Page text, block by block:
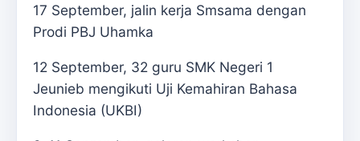
17 September, jalin kerja Smsama dengan
Prodi PBJ Uhamka
12 September, 32 guru SMK Negeri 1
Jeunieb mengikuti Uji Kemahiran Bahasa
Indonesia (UKBI)